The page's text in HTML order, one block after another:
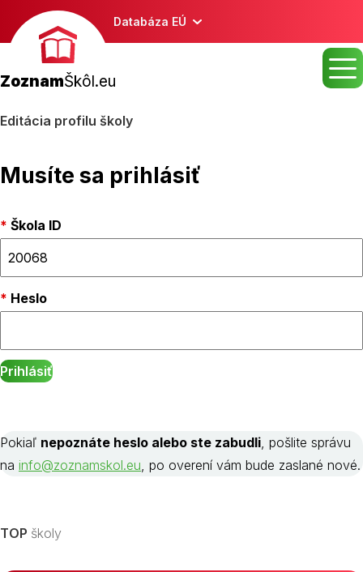
Databáza EÚ
ZoznamŠkôl.eu
Editácia profilu školy
Musíte sa prihlásiť
Škola ID
Heslo
Pokiaľ nepoznáte heslo alebo ste zabudli, pošlite správu
na info@zoznamskol.eu, po overení vám bude zaslané nové.
TOP školy